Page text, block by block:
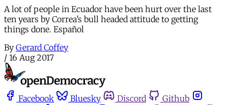
A lot of people in Ecuador have been hurt over the last
ten years by Correa’s bull headed attitude to getting
things done. Español
By Gerard Coffey
/ 16 Aug 2017
Facebook Bluesky Discord Github